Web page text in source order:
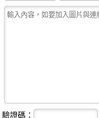
驗證碼：